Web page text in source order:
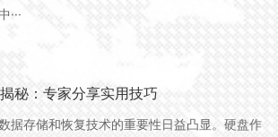
秘：专家分享实用技巧
据存储和恢复技术的重要性日益凸显。硬盘作